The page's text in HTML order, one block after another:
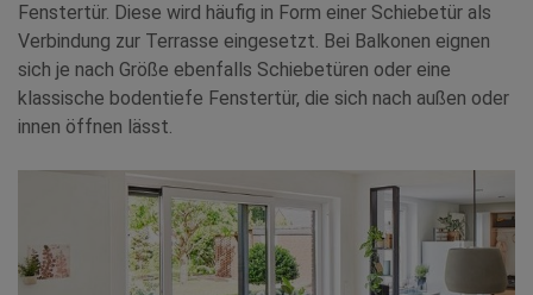
Fenstertür. Diese wird häufig in Form einer Schiebetür als
Verbindung zur Terrasse eingesetzt. Bei Balkonen eignen
sich je nach Größe ebenfalls Schiebetüren oder eine
klassische bodentiefe Fenstertür, die sich nach außen oder
innen öffnen lässt.